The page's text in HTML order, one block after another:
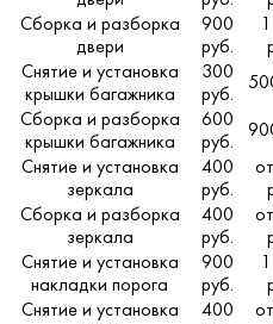
Сборка и разборка
двери
900
руб.
Снятие и установка
крышки багажника
300
руб.
Сборка и разборка
крышки багажника
600
руб.
Снятие и установка
зеркала
400
руб.
Сборка и разборка
зеркала
400
руб.
Снятие и установка
накладки порога
900
руб.
Снятие и установка
400